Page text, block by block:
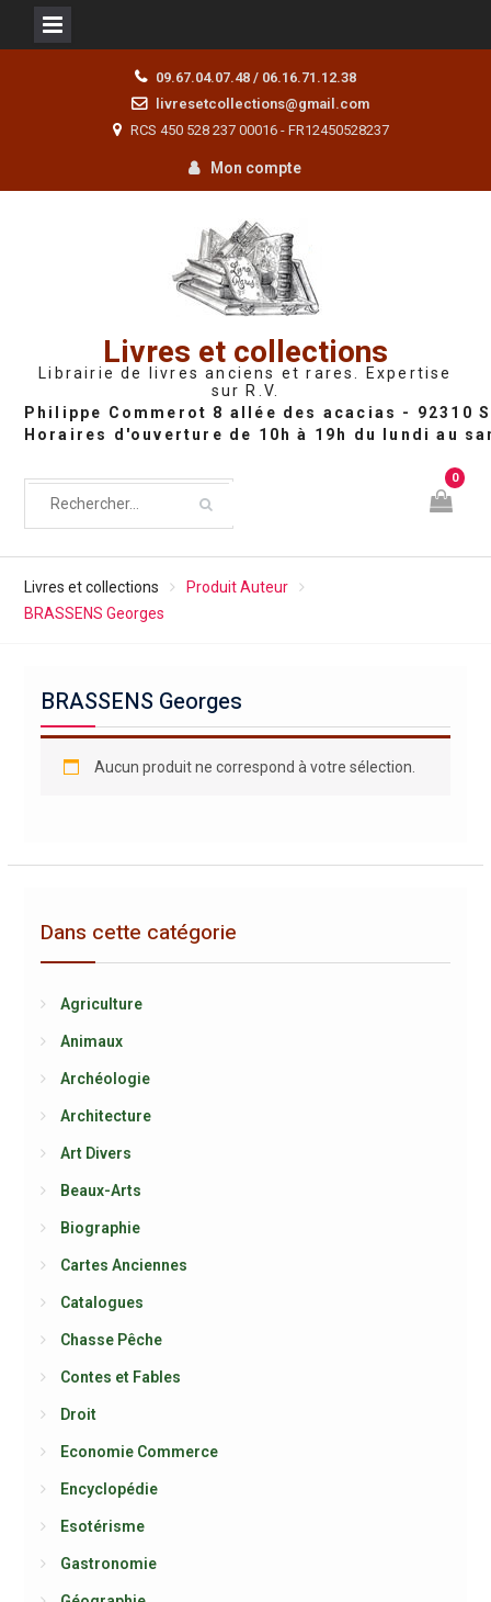
09.67.04.07.48 / 06.16.71.12.38
livresetcollections@gmail.com
RCS 450 528 237 00016 - FR12450528237
Mon compte
Livres et collections
Librairie de livres anciens et rares. Expertise
sur R.V.
0
Livres et collections
Produit Auteur
BRASSENS Georges
BRASSENS Georges
Aucun produit ne correspond à votre sélection.
Dans cette catégorie
Agriculture
Animaux
Archéologie
Architecture
Art Divers
Beaux-Arts
Biographie
Cartes Anciennes
Catalogues
Chasse Pêche
Contes et Fables
Droit
Economie Commerce
Encyclopédie
Esotérisme
Gastronomie